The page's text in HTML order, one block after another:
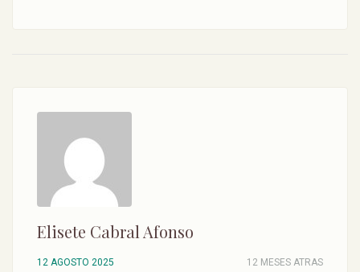
Elisete Cabral Afonso
12 AGOSTO 2025 12 MESES ATRAS